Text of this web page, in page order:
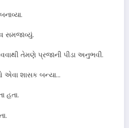
સમજાવ્યું.
તેમણે પ્રજાની પીડા અનુભવી.
શાસક બન્યા…
હતા.